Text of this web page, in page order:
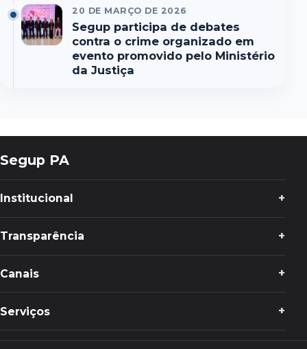
20 DE MARÇO DE 2026
Segup participa de debates
contra o crime organizado em
evento promovido pelo Ministério
da Justiça
Segup PA
Institucional
Transparência
Canais
Serviços